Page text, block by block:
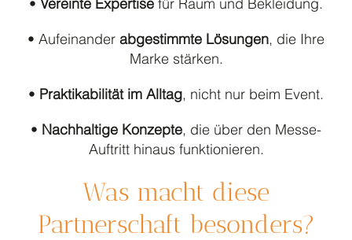
Social Support
Produkte A – W
Stick & Druck over all
Körpermaße
Lookbook Klinik mit Hotel
• Vereinte Expertise für Raum und Bekleidung.
• Aufeinander abgestimmte Lösungen, die Ihre
Marke stärken.
• Praktikabilität im Alltag, nicht nur beim Event.
• Nachhaltige Konzepte, die über den Messe-
Auftritt hinaus funktionieren.
Was macht diese
Partnerschaft besonders?